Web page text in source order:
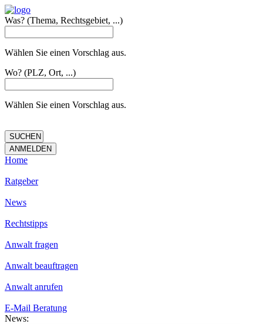
Was? (Thema, Rechtsgebiet, ...)
Wählen Sie einen Vorschlag aus.
Wo? (PLZ, Ort, ...)
Wählen Sie einen Vorschlag aus.
Home
Ratgeber
News
Rechtstipps
Anwalt fragen
Anwalt beauftragen
Anwalt anrufen
E-Mail Beratung
News: